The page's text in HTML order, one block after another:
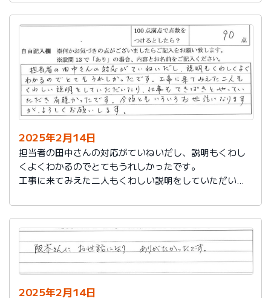
又、市との対応が耳の悪い私に代わって聞いてくれ助か
りました。
説明もその後しっかりしてもらい感謝しています。
2025年2月14日
担当者の田中さんの対応がていねいだし、説明もくわし
くよくわかるのでとてもうれしかったです。
工事に来てみえた二人もくわしい説明をしていただいた
今後ともいろいろお世話になりますが、よろしくお願い
します。
2025年2月14日